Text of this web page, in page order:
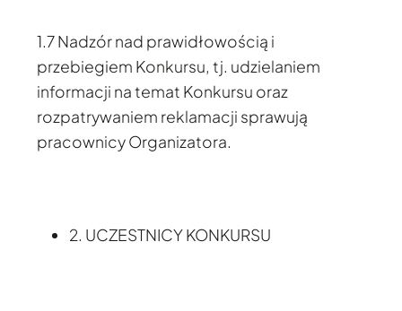
1.7 Nadzór nad prawidłowością i
przebiegiem Konkursu, tj. udzielaniem
informacji na temat Konkursu oraz
rozpatrywaniem reklamacji sprawują
pracownicy Organizatora.
2. UCZESTNICY KONKURSU